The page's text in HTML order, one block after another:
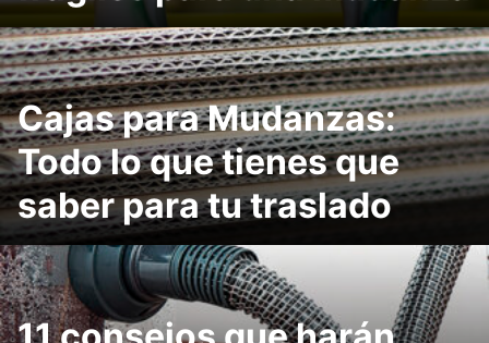
Cajas para Mudanzas:
Todo lo que tienes que
saber para tu traslado